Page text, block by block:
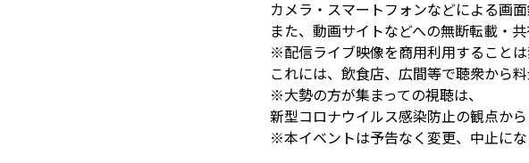
カメラ・スマートフォンなどによる画
また、動画サイトなどへの無断転載・
※配信ライブ映像を商用利用することは
これには、飲食店、広間等で聴衆から
※大勢の方が集まっての視聴は、
新型コロナウイルス感染防止の観点か
※本イベントは予告なく変更、中止にな